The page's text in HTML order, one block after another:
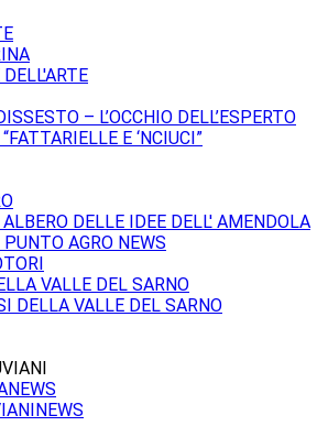
– L’OCCHIO DELL’ESPERTO
E ‘NCIUCI”
DELLE IDEE DELL' AMENDOLA
AGRO NEWS
VALLE DEL SARNO
DELLA VALLE DEL SARNO